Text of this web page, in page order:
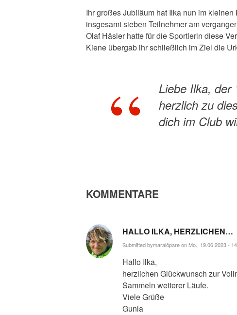
Ihr großes Jubiläum hat Ilka nun im
insgesamt sieben Teilnehmer am
Olaf Häsler hatte für die Sportlerin diese
Kiene übergab ihr schließlich im Ziel die
Liebe Ilka, der
herzlich zu
dich im Club
KOMMENTARE
HALLO ILKA, HERZLICHEN…
Submitted bymaralöpareon Mo., 19.06.2023 -
Hallo Ilka,
herzlichen Glückwunsch zur
Sammeln weiterer Läufe.
Viele Grüße
Gunla